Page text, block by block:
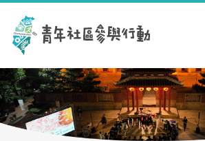
跳到主要內容區塊